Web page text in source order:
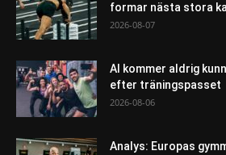
formar nästa stora
2026-08-07
AI kommer aldrig
efter träningspasset
2026-08-06
Analys: Europas